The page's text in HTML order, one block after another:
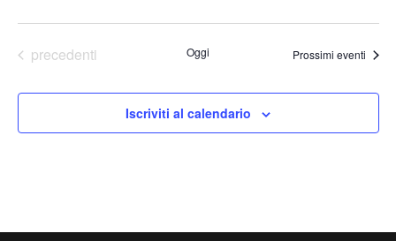
Eventi
precedenti Oggi Prossimi eventi
Iscriviti al calendario